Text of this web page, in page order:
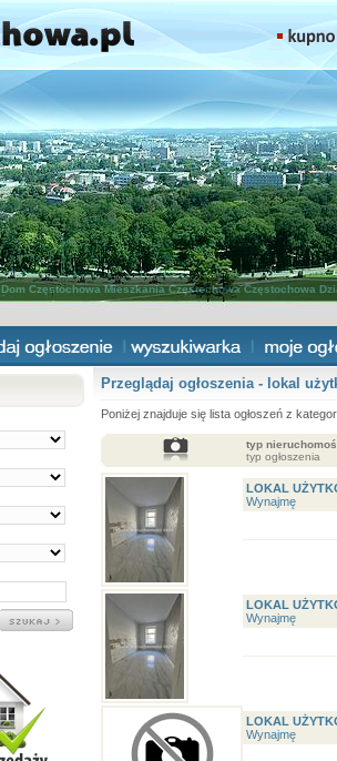
Dom Częstochowa Mieszkania Częstochowa Częstochowa
Przeglądaj ogłoszenia - lokal
Poniżej znajduje się lista ogłoszeń z
typ
typ ogłoszenia
LOKAL
Wynajmę
LOKAL
Wynajmę
LOKAL
Wynajmę